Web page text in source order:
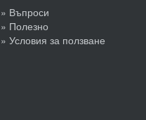
» Въпроси
» Полезно
» Условия за ползване